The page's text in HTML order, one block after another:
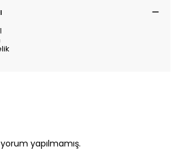
yapılmamış.